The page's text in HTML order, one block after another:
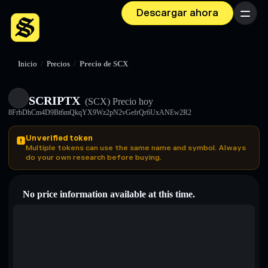
Descargar ahora Menú
Inicio / Precios / Precio de SCX
SCRIPTX (SCX) Precio hoy
8FrbDhCm4D9Bt6mQkqYX9Wz2pN2vGefrQr6UxANEw2R2
Unverified token
Multiple tokens can use the same name and symbol. Always
do your own research before buying.
No price information available at this time.